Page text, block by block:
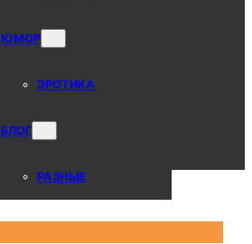
ЮМОР
ЭРОТИКА
БЛОГ
РАЗНЫЕ